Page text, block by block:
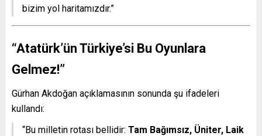
bizim yol haritamızdır.”
“Atatürk’ün Türkiye’si Bu Oyunlara
Gelmez!”
Gürhan Akdoğan açıklamasının sonunda şu ifadeleri
kullandı:
“Bu milletin rotası bellidir: Tam Bağımsız, Üniter, Laik